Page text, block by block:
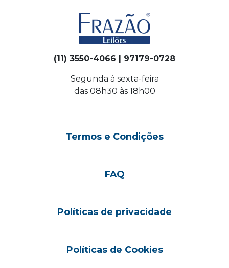
(11) 3550-4066 | 97179-0728
Segunda à sexta-feira
das 08h30 às 18h00
Termos e Condições
FAQ
Políticas de privacidade
Políticas de Cookies